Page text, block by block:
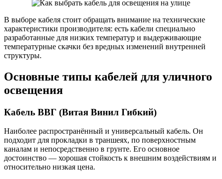
В выборе кабеля стоит обращать внимание на технические
характеристики производителя: есть кабели специально
разработанные для низких температур и выдерживающие
температурные скачки без вредных изменений внутренней
структуры.
Основные типы кабелей для уличного
освещения
Кабель ВВГ (Витая Винил Гибкий)
Наиболее распространённый и универсальный кабель. Он
подходит для прокладки в траншеях, по поверхностным
каналам и непосредственно в грунте. Его основное
достоинство — хорошая стойкость к внешним воздействиям и
относительно низкая цена.